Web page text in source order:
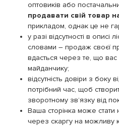
оптовиків або
продавати свій товар
прикладом, однак це не
у разі відсутності в описі
словами – продаж своєї
вдасться через те, що
майданчику;
відсутність довіри з боку
потрібний час, щоб
зворотному зв’язку від
Ваша сторінка може
через скаргу на можливу